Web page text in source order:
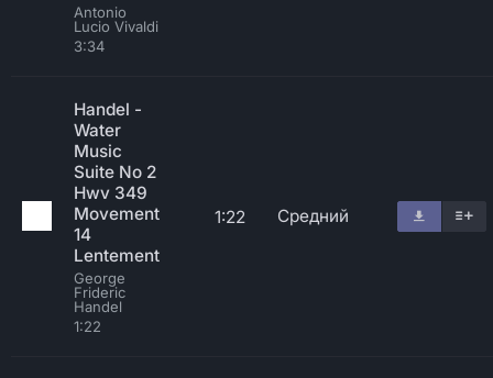
Antonio
Lucio Vivaldi
3:34
Handel -
Water
Music
Suite No 2
Hwv 349
Movement
14
Lentement
George
Frideric
Handel
1:22
1:22 Средний